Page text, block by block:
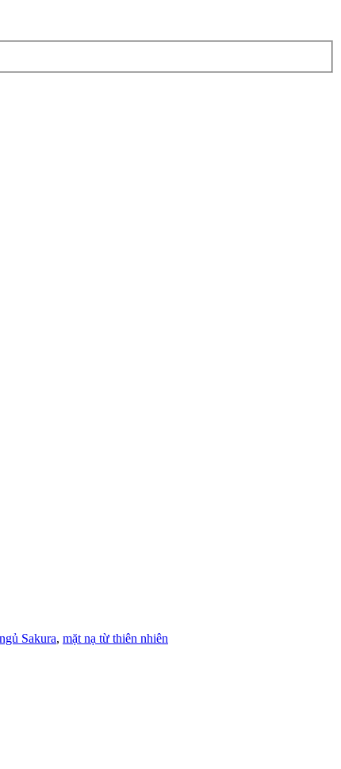
Sakura, mặt nạ từ thiên nhiên